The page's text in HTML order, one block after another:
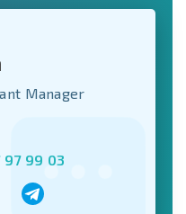
Manager
97 99 03